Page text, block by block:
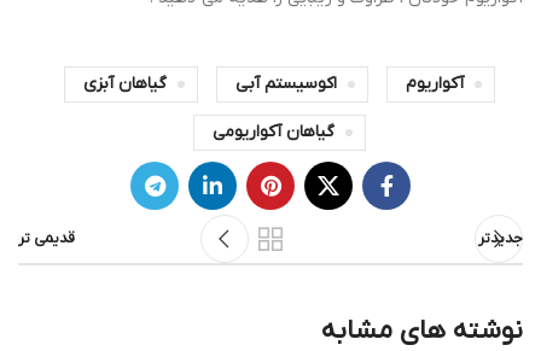
آکواریوم اکوسیستم آبی گیاهان آبزی
گیاهان آکواریومی
جدیدتر قدیمی تر
نوشته های مشابه